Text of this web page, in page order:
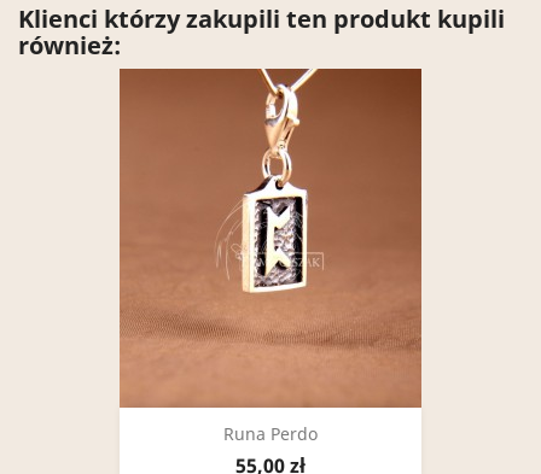
Klienci którzy zakupili ten produkt kupili
również:
Runa Perdo
55,00 zł